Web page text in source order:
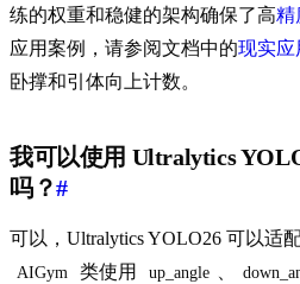
练的权重和稳健的架构确保了高精
应用案例，请参阅文档中的现实应
卧撑和引体向上计数。
我可以使用 Ultralytics
吗？#
可以，Ultralytics YOLO26 可以适
AIGym 类使用 up_angle